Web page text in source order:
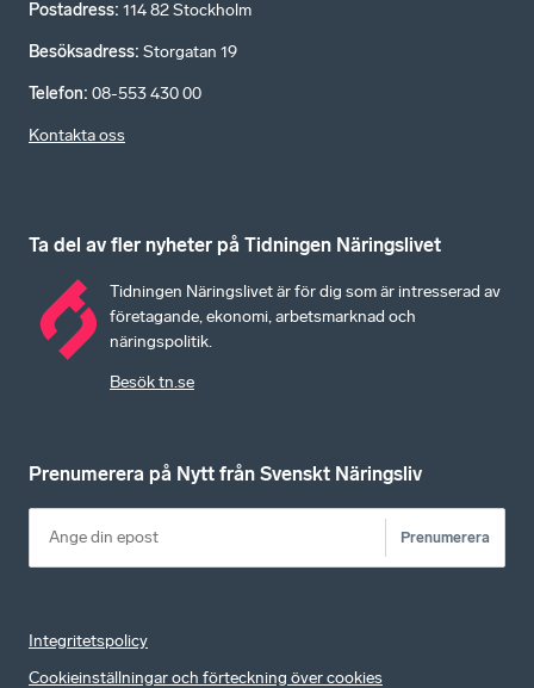
Postadress: 114 82 Stockholm
Besöksadress: Storgatan 19
Telefon: 08-553 430 00
Kontakta oss
Ta del av fler nyheter på Tidningen Näringslivet
Tidningen Näringslivet är för dig som är intresserad av
företagande, ekonomi, arbetsmarknad och
näringspolitik.
Besök tn.se
Prenumerera på Nytt från Svenskt Näringsliv
Prenumerera
Integritetspolicy
Cookieinställningar och förteckning över cookies